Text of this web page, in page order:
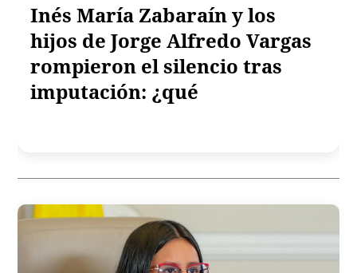
Inés María Zabaraín y los
hijos de Jorge Alfredo Vargas
rompieron el silencio tras
imputación: ¿qué